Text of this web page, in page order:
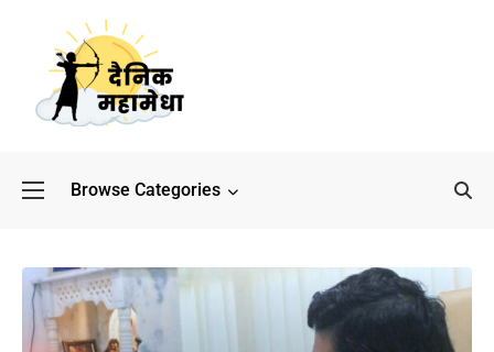
Browse Categories